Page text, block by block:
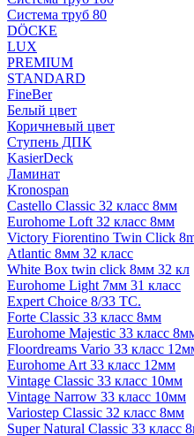
Система труб 80
DÖCKE
LUX
PREMIUM
STANDARD
FineBer
Белый цвет
Коричневый цвет
Ступень ДПК
KasierDeck
Ламинат
Kronospan
Castello Classic 32 класс 8мм
Eurohome Loft 32 класс 8мм
Victory Fiorentino Twin Click
Atlantic 8мм 32 класс
White Box twin click 8мм 32 кл
Eurohome Light 7мм 31 класс
Expert Choice 8/33 TC.
Forte Classic 33 класс 8мм
Eurohome Majestic 33 класс
Floordreams Vario 33 класс
Eurohome Art 33 класс 12мм
Vintage Classic 33 класс 10мм
Vintage Narrow 33 класс 10мм
Variostep Classic 32 класс 8мм
Super Natural Classic 33 класс